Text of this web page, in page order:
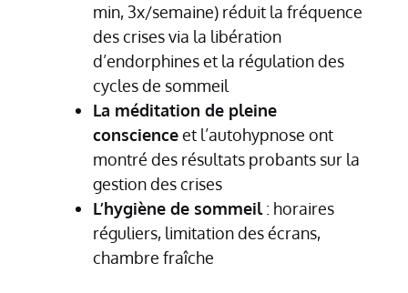
min, 3x/semaine) réduit la fréquence
des crises via la libération
d’endorphines et la régulation des
cycles de sommeil
La méditation de pleine
conscienceet l’autohypnose ont
montré des résultats probants sur la
gestion des crises
L’hygiène de sommeil: horaires
réguliers, limitation des écrans,
chambre fraîche